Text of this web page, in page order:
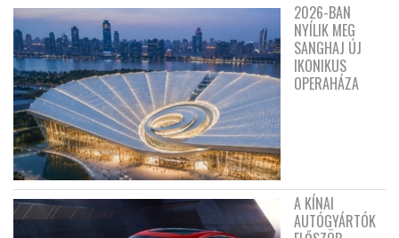
2026-BAN
NYÍLIK MEG
SANGHAJ ÚJ
IKONIKUS
OPERAHÁZA
A KÍNAI
AUTÓGYÁRTÓK